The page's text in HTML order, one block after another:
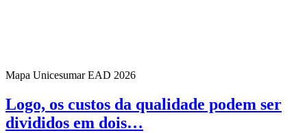
Mapa Unicesumar EAD 2026
Logo, os custos da qualidade podem ser
divididos em dois…